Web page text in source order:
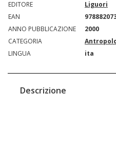
EDITORE
Liguori
EAN
ANNO PUBBLICAZIONE
2000
CATEGORIA
LINGUA
ita
Descrizione